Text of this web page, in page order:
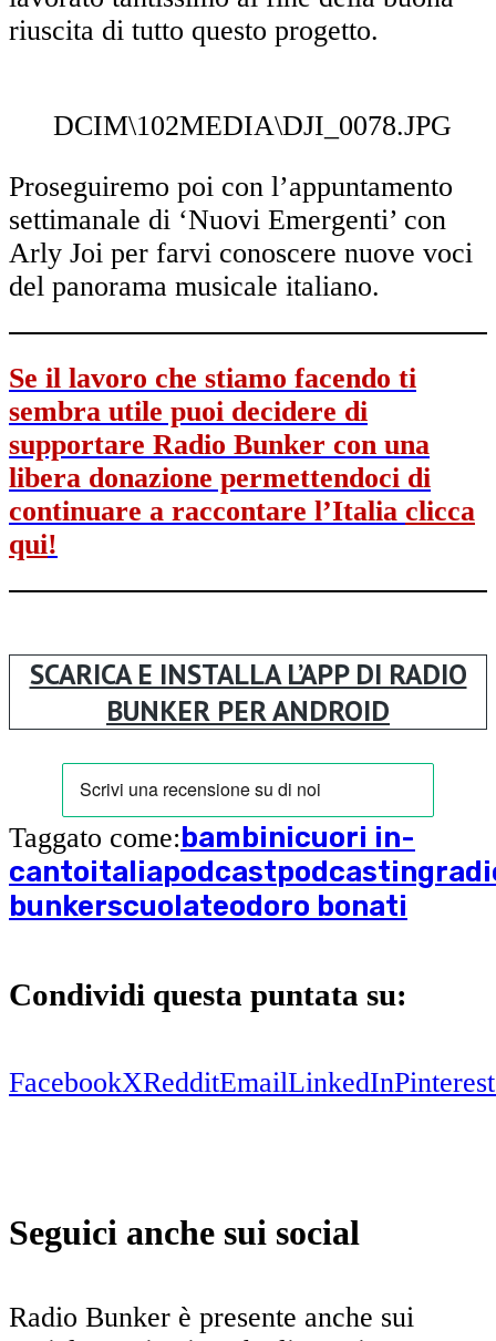
riuscita di tutto questo progetto.
DCIM\102MEDIA\DJI_0078.JPG
Proseguiremo poi con l’appuntamento
settimanale di ‘Nuovi Emergenti’ con
Arly Joi per farvi conoscere nuove voci
del panorama musicale italiano.
Se il lavoro che stiamo facendo ti
sembra utile puoi decidere di
supportare Radio Bunker con una
libera donazione permettendoci di
continuare a raccontare l’Italia clicca
qui!
SCARICA E INSTALLA L’APP DI RADIO
BUNKER PER ANDROID
Taggato come:bambinicuori in-
cantoitaliapodcastpodcasting
bunkerscuolateodoro bonati
Condividi questa puntata su:
FacebookXRedditEmailLinkedInPinterest
Seguici anche sui social
Radio Bunker è presente anche sui